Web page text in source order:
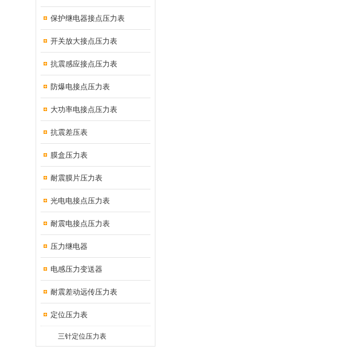
保护继电器接点压力表
开关放大接点压力表
抗震感应接点压力表
防爆电接点压力表
大功率电接点压力表
抗震差压表
膜盒压力表
耐震膜片压力表
光电电接点压力表
耐震电接点压力表
压力继电器
电感压力变送器
耐震差动远传压力表
定位压力表
三针定位压力表